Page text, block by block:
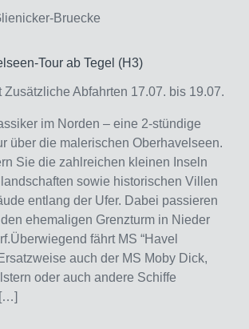
Tour ab Tegel (H3)
Zusätzliche Abfahrten 17.07. bis 19.07.
im Norden – eine 2-stündige
über die malerischen Oberhavelseen.
Sie die zahlreichen kleinen Inseln
sowie historischen Villen
entlang der Ufer. Dabei passieren
ehemaligen Grenzturm in Nieder
fährt MS “Havel
auch der MS Moby Dick,
oder auch andere Schiffe